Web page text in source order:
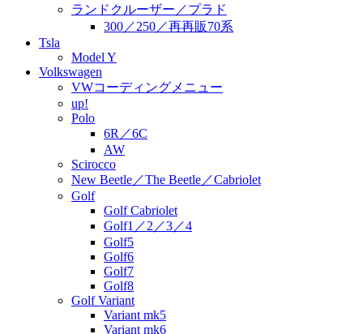
ランドクルーザー／プラド
300／250／再再販70系
Tsla
Model Y
Volkswagen
VWコーディングメニュー
up!
Polo
6R／6C
AW
Scirocco
New Beetle／The Beetle／Cabriolet
Golf
Golf Cabriolet
Golf1／2／3／4
Golf5
Golf6
Golf7
Golf8
Golf Variant
Variant mk5
Variant mk6